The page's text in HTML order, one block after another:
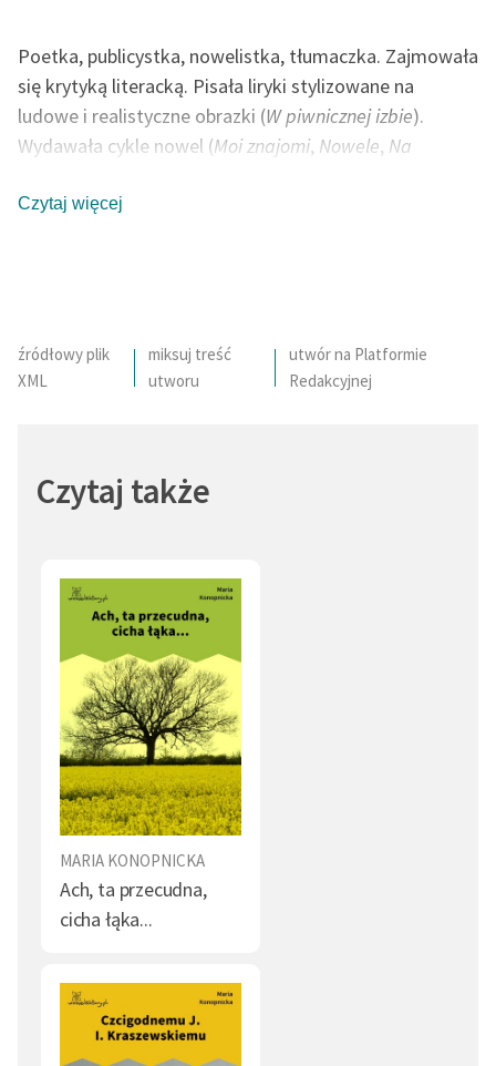
Poetka, publicystka, nowelistka, tłumaczka. Zajmowała
się krytyką literacką. Pisała liryki stylizowane na
ludowe i realistyczne obrazki (W piwnicznej izbie).
Wydawała cykle nowel (Moi znajomi, Nowele, Na
bajki ( Na jagody
Europie (Italia). Ostatnie lata życia poświęciła
poematowi
Pan Balcer w Brazylii .
Czytaj więcej
źródłowy plik
XML
miksuj treść
utworu
utwór na Platformie
Redakcyjnej
Czytaj także
MARIA KONOPNICKA
Ach, ta przecudna,
cicha łąka...